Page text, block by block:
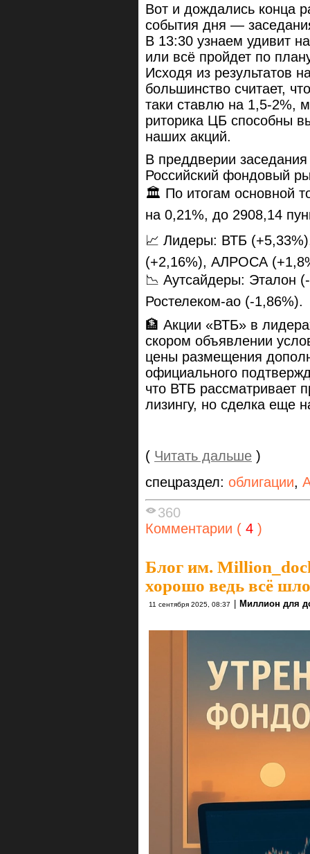
Вот и дождались конца
события дня —
В 13:30 узнаем удивит
или всё пройдет по
Исходя из результатов
большинство считает,
таки ставлю на 1,5-2%,
риторика ЦБ способны
наших акций.
В преддверии
Российский фондовый
🏛 По итогам основной
на 0,21%, до 2908,14
📈 Лидеры: ВТБ
(+2,16%), АЛРОСА
📉 Аутсайдеры: Эталон
Ростелеком-ао (-1,86%).
🏦 Акции «ВТБ» в
скором объявлении
цены размещения
официального
что ВТБ рассматривает
лизингу, но сделка еще
( Читать дальше )
спецраздел: облигации,
360
Комментарии ( 4 )
Блог им.
хорошо ведь всё
11 сентября 2025, 08:37 Миллион для